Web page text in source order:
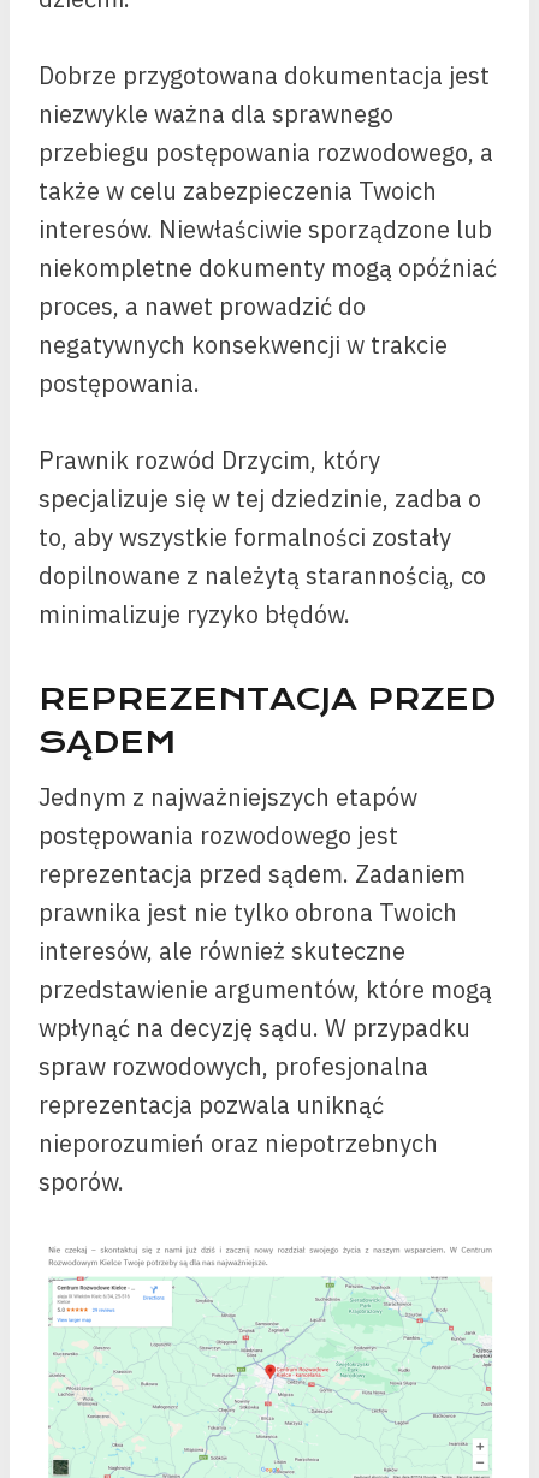
Dobrze przygotowana dokumentacja jest
niezwykle ważna dla sprawnego
przebiegu postępowania rozwodowego, a
także w celu zabezpieczenia Twoich
interesów. Niewłaściwie sporządzone lub
niekompletne dokumenty mogą opóźniać
proces, a nawet prowadzić do
negatywnych konsekwencji w trakcie
postępowania.
Prawnik rozwód Drzycim, który
specjalizuje się w tej dziedzinie, zadba o
to, aby wszystkie formalności zostały
dopilnowane z należytą starannością, co
minimalizuje ryzyko błędów.
REPREZENTACJA PRZED
SĄDEM
Jednym z najważniejszych etapów
postępowania rozwodowego jest
reprezentacja przed sądem. Zadaniem
prawnika jest nie tylko obrona Twoich
interesów, ale również skuteczne
przedstawienie argumentów, które mogą
wpłynąć na decyzję sądu. W przypadku
spraw rozwodowych, profesjonalna
reprezentacja pozwala uniknąć
nieporozumień oraz niepotrzebnych
sporów.